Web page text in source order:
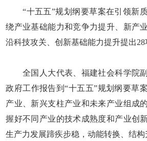
“十五五”规划纲要草案在引领新质
绕产业基础能力和竞争力提升、新产
沿科技攻关、创新基础能力提升提出28
全国人大代表、福建社会科学院副
政府工作报告到“十五五”规划纲要草
产业、新兴支柱产业和未来产业组成
握好不同产业的技术成熟度和产业创
生产力发展蹄疾步稳，动能转换、结构